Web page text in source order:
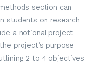
section can
students on research
a notional project
project’s purpose
2 to 4 objectives